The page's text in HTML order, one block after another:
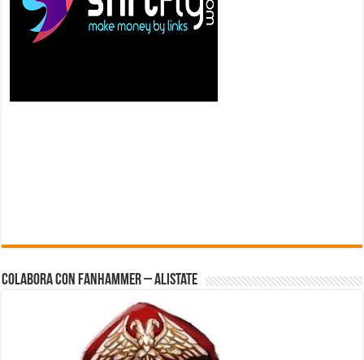
Colabora con FanHammer – Alistate